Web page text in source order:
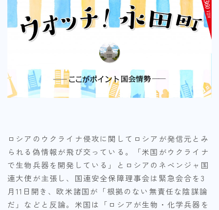
ロシアのウクライナ侵攻に関してロシアが発信元とみ
られる偽情報が飛び交っている。「米国がウクライナ
で生物兵器を開発している」とロシアのネベンジャ国
連大使が主張し、国連安全保障理事会は緊急会合を3
月11日開き、欧米諸国が「根拠のない無責任な陰謀論
だ」などと反論。米国は「ロシアが生物・化学兵器を